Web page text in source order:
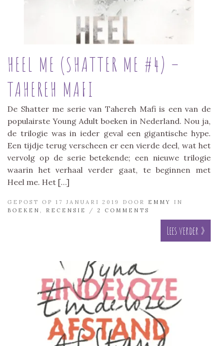
HEEL ME (SHATTER ME #4) –
TAHEREH MAFI
De Shatter me serie van Tahereh Mafi is een van de
populairste Young Adult boeken in Nederland. Nou ja,
de trilogie was in ieder geval een gigantische hype.
Een tijdje terug verscheen er een vierde deel, wat het
vervolg op de serie betekende; een nieuwe trilogie
waarin het verhaal verder gaat, te beginnen met
Heel me. Het […]
GEPOST OP 17 JANUARI 2019 DOOR EMMY
IN
BOEKEN
RECENSIE / 2 COMMENTS
Lees verder »